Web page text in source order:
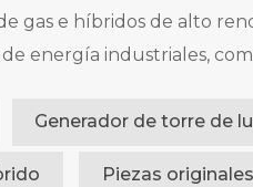
gas e híbridos de alto
energía industriales,
Generador de torre de
Piezas originales